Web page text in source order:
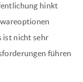
hinkt
ist nicht sehr
führen